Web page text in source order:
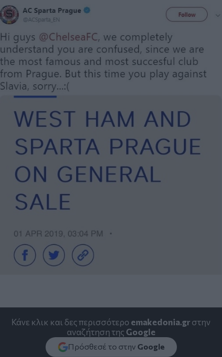
Κάνε κλικ και δες περισσότερο emakedonia.grστην
αναζήτηση της Google
Πρόσθεσέ το στην Google